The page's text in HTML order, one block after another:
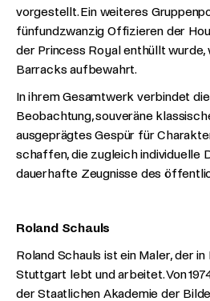
vorgestellt. Ein weiteres
fünfundzwanzig Offizieren der
der Princess Royal enthüllt wurde,
Barracks aufbewahrt.
In ihrem Gesamtwerk verbindet
Beobachtung, souveräne
ausgeprägtes Gespür für
schaffen, die zugleich individuelle
dauerhafte Zeugnisse des
Roland Schauls
Roland Schauls ist ein Maler, der
Stuttgart lebt und arbeitet. Von
der Staatlichen Akademie der